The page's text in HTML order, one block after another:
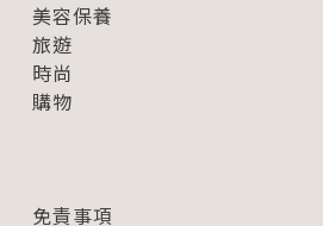
美容保養
旅遊
時尚
購物
免責事項